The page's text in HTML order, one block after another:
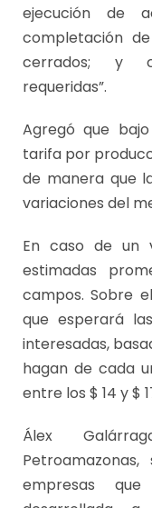
ejecución de
completación
cerrados; y
requeridas”.
Agregó que
tarifa por
de manera que
variaciones del
En caso de un
estimadas
campos. Sobre
que esperará
interesadas,
hagan de cada
entre los $ 14 y $
Álex
empresas